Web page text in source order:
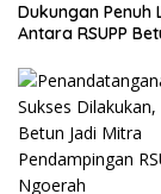
Dukungan Penuh
Antara RSUPP